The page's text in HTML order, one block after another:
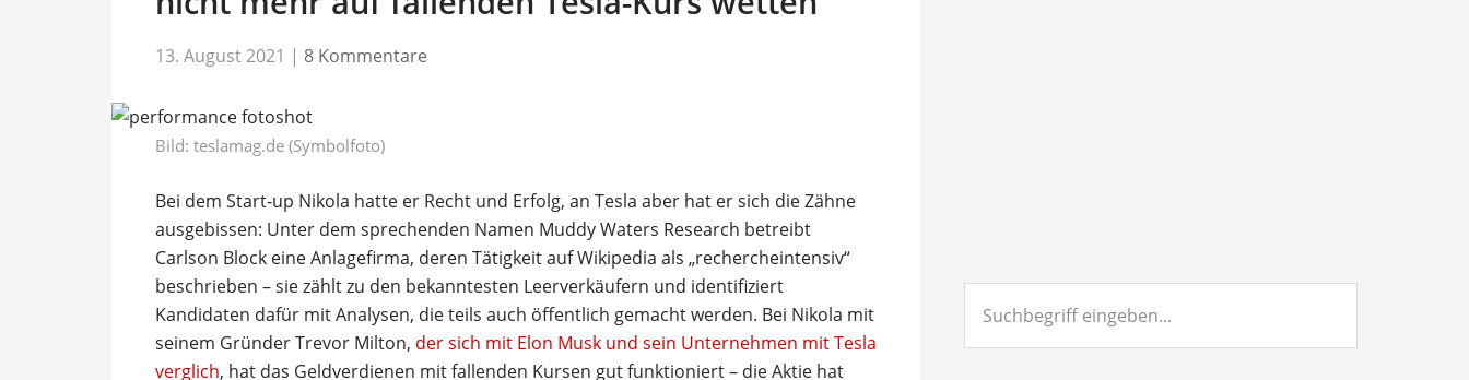
13. August 2021 | 8 Kommentare
Bild: teslamag.de (Symbolfoto)
Bei dem Start-up Nikola hatte er Recht und Erfolg, an Tesla aber hat er sich die Zähne
ausgebissen: Unter dem sprechenden Namen Muddy Waters Research betreibt
Carlson Block eine Anlagefirma, deren Tätigkeit auf Wikipedia als „rechercheintensiv“
beschrieben – sie zählt zu den bekanntesten Leerverkäufern und identifiziert
Kandidaten dafür mit Analysen, die teils auch öffentlich gemacht werden. Bei Nikola mit
seinem Gründer Trevor Milton, der sich mit Elon Musk und sein Unternehmen mit Tesla
verglich, hat das Geldverdienen mit fallenden Kursen gut funktioniert – die Aktie hat
eingeben...